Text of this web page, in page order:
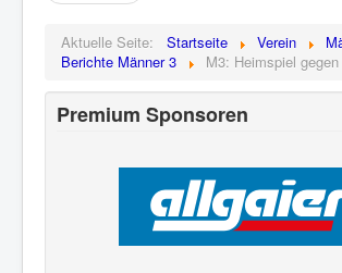
Aktuelle Seite: Startseite Verein
Berichte Männer 3
M3: Heimspiel
Premium Sponsoren